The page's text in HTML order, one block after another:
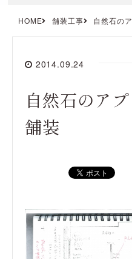
HOME 舗装工事 自然石の
2014.09.24
自然石のア
舗装